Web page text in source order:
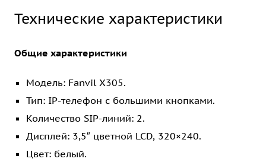
Технические характеристики
Общие характеристики
Модель: Fanvil X305.
Тип: IP-телефон с большими кнопками.
Количество SIP-линий: 2.
Дисплей: 3,5″ цветной LCD, 320×240.
Цвет: белый.